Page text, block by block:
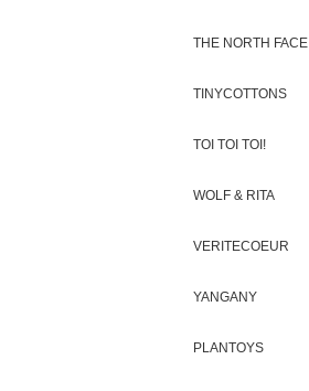
THE NORTH FACE
TINYCOTTONS
TOI TOI TOI!
WOLF & RITA
VERITECOEUR
YANGANY
PLANTOYS